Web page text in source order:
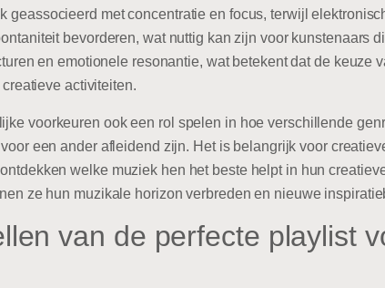
geassocieerd met concentratie en focus, terwijl
bevorderen, wat nuttig kan zijn voor kunstenaars
en emotionele resonantie, wat betekent dat de keuze
activiteiten.
voorkeuren ook een rol spelen in hoe verschillende
een ander afleidend zijn. Het is belangrijk voor
welke muziek hen het beste helpt in hun
ze hun muzikale horizon verbreden en nieuwe
van de perfecte playlist